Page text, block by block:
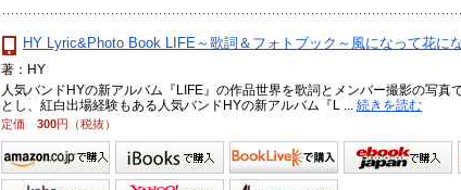
HY Lyric&Photo Book LIFE～歌詞＆フォトブック～風になって花に
著：HY
人気バンドHYの新アルバム『LIFE』の作品世界を歌詞とメンバー撮影の写真
とし、紅白出場経験もある人気バンドHYの新アルバム『L ... 続きを読む
定価 300円（税抜）